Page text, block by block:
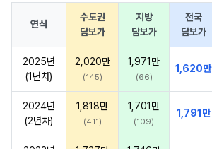
연식
수도권
담보가
지방
담보가
전국
담보가
2025년
(1년차)
2,020만
(145)
1,971만
(66)
1,620만
2024년
(2년차)
1,818만
(411)
1,701만
(109)
1,791만